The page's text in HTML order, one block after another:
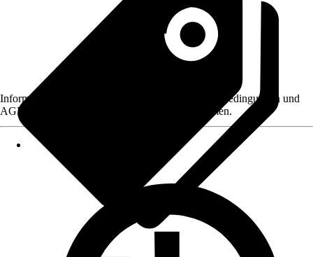
Informationen des Verkäufers, wie z. B. Rückgabebedingungen und
AGB, finden Sie bei Klick auf den Verkäufernamen.